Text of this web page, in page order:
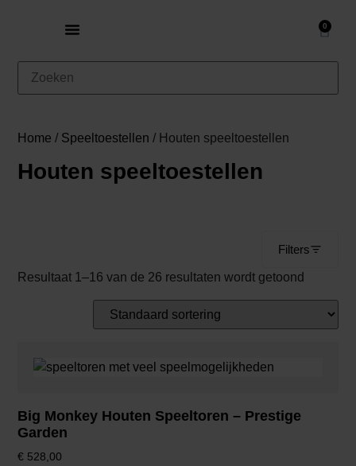
0
Home / Speeltoestellen / Houten speeltoestellen
Houten speeltoestellen
Filters
Resultaat 1–16 van de 26 resultaten wordt getoond
Big Monkey Houten Speeltoren – Prestige
Garden
€ 528,00